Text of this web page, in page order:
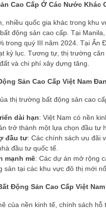
Cao Cấp Ở Các Nước Khác
nhiều quốc gia khác trong
động sản cao cấp. Tại
trong quý III năm 2024. Tại
kỷ lục. Tương tự, thị trường
và chi phí xây dựng tăng.
Sản Cao Cấp Việt Nam
thị trường bất động sản cao
dài hạn: Việt Nam có nền
trở thành một lựa chọn đầu tư
đầu tư: Các chính sách ưu đãi
đầu tư quốc tế.
mạnh mẽ: Các dự án mở rộng
sản tại các khu vực đô thị mới
Động Sản Cao Cấp Việt
của nền kinh tế, chính sách